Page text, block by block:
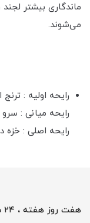
ماندگاری بیشتر
می‌شوند.
رایحه اولیه :
رایحه میانی :
رایحه اصلی : خزه
هفت روز هفته ، ۲۴ ساعت شبانه‌روز پاسخگوی شما هستیم